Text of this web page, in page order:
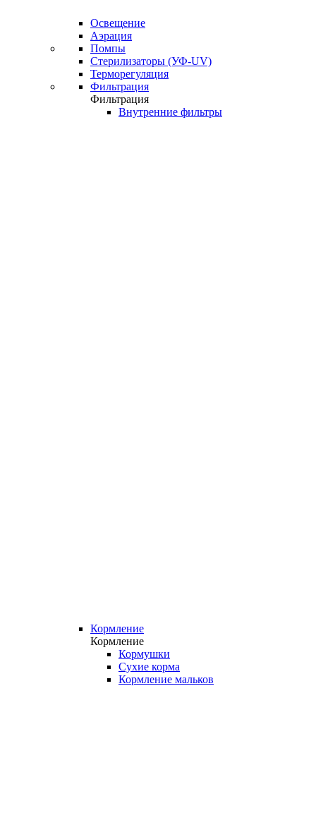
Освещение
Аэрация
Помпы
Стерилизаторы (УФ-UV)
Терморегуляция
Фильтрация
Фильтрация
Внутренние фильтры
Кормление
Кормление
Кормушки
Сухие корма
Кормление мальков